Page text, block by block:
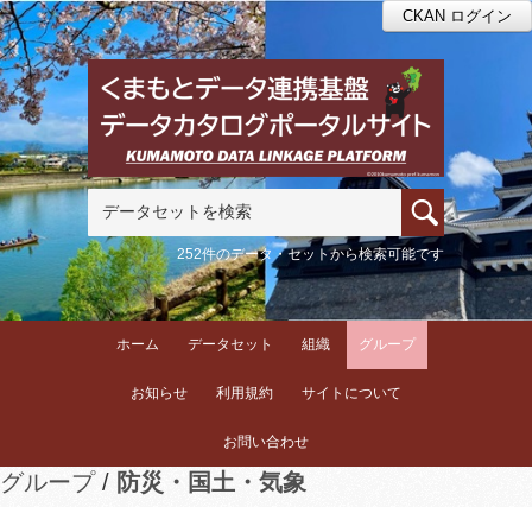
CKAN ログイン
252件のデータ・セットから検索可能です
ホーム データセット 組織 グループ
お知らせ 利用規約 サイトについて
お問い合わせ
グループ 防災・国土・気象